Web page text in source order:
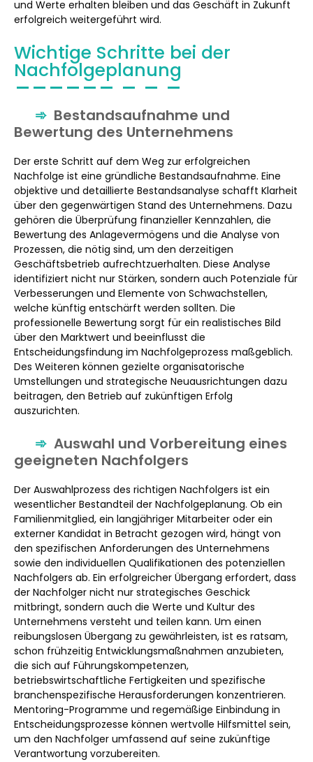
und Werte erhalten bleiben und das Geschäft in Zukunft
erfolgreich weitergeführt wird.
Wichtige Schritte bei der
Nachfolgeplanung
Bestandsaufnahme und
Bewertung des Unternehmens
Der erste Schritt auf dem Weg zur erfolgreichen
Nachfolge ist eine gründliche Bestandsaufnahme. Eine
objektive und detaillierte Bestandsanalyse schafft Klarheit
über den gegenwärtigen Stand des Unternehmens. Dazu
gehören die Überprüfung finanzieller Kennzahlen, die
Bewertung des Anlagevermögens und die Analyse von
Prozessen, die nötig sind, um den derzeitigen
Geschäftsbetrieb aufrechtzuerhalten. Diese Analyse
identifiziert nicht nur Stärken, sondern auch Potenziale für
Verbesserungen und Elemente von Schwachstellen,
welche künftig entschärft werden sollten. Die
professionelle Bewertung sorgt für ein realistisches Bild
über den Marktwert und beeinflusst die
Entscheidungsfindung im Nachfolgeprozess maßgeblich.
Des Weiteren können gezielte organisatorische
Umstellungen und strategische Neuausrichtungen dazu
beitragen, den Betrieb auf zukünftigen Erfolg
auszurichten.
Auswahl und Vorbereitung eines
geeigneten Nachfolgers
Der Auswahlprozess des richtigen Nachfolgers ist ein
wesentlicher Bestandteil der Nachfolgeplanung. Ob ein
Familienmitglied, ein langjähriger Mitarbeiter oder ein
externer Kandidat in Betracht gezogen wird, hängt von
den spezifischen Anforderungen des Unternehmens
sowie den individuellen Qualifikationen des potenziellen
Nachfolgers ab. Ein erfolgreicher Übergang erfordert, dass
der Nachfolger nicht nur strategisches Geschick
mitbringt, sondern auch die Werte und Kultur des
Unternehmens versteht und teilen kann. Um einen
reibungslosen Übergang zu gewährleisten, ist es ratsam,
schon frühzeitig Entwicklungsmaßnahmen anzubieten,
die sich auf Führungskompetenzen,
betriebswirtschaftliche Fertigkeiten und spezifische
branchenspezifische Herausforderungen konzentrieren.
Mentoring-Programme und regemäßige Einbindung in
Entscheidungsprozesse können wertvolle Hilfsmittel sein,
um den Nachfolger umfassend auf seine zukünftige
Verantwortung vorzubereiten.